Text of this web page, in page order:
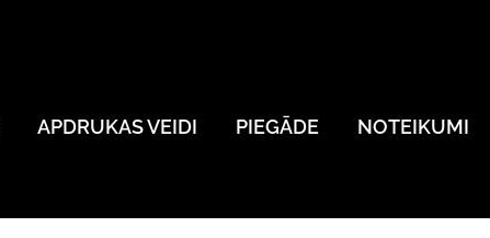
APDRUKAS VEIDI PIEGĀDE NOTEIKUMI